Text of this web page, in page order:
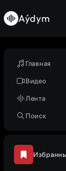
Главная
Видео
Лента
Поиск
Aýdym